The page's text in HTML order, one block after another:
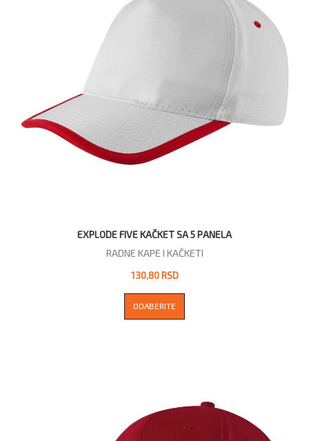
EXPLODE FIVE KAČKET SA 5 PANELA
RADNE KAPE I KAČKETI
130,80 RSD
ODABERITE